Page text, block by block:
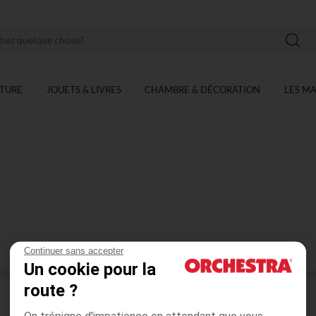
Continuer sans accepter
Un cookie pour la
route ?
JOUETS & LIVRES CHAMBRE & DÉCORATION LES
0